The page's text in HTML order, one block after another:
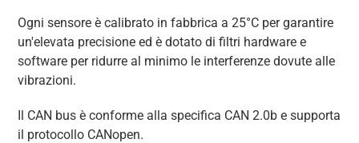
Ogni sensore è calibrato in fabbrica a 25°C per garantire
un'elevata precisione ed è dotato di filtri hardware e
software per ridurre al minimo le interferenze dovute alle
vibrazioni.
Il CAN bus è conforme alla specifica CAN 2.0b e supporta
il protocollo CANopen.